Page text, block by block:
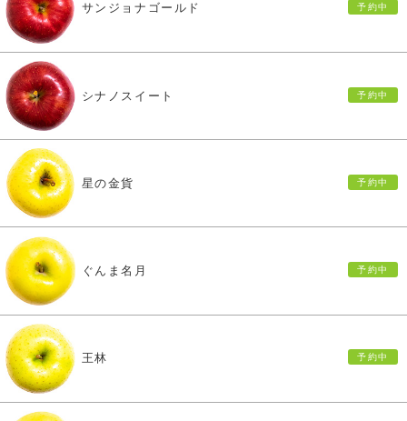
サンジョナゴールド
シナノスイート
星の金貨
ぐんま名月
王林